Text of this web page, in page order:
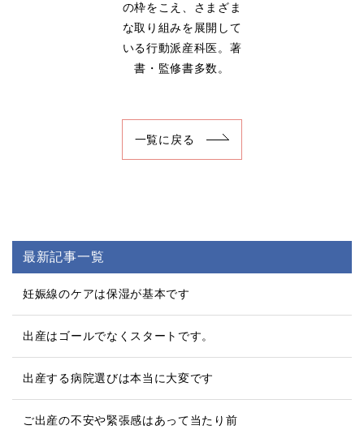
の枠をこえ、さまざま
な取り組みを展開して
いる行動派産科医。著
書・監修書多数。
一覧に戻る
最新記事一覧
妊娠線のケアは保湿が基本です
出産はゴールでなくスタートです。
出産する病院選びは本当に大変です
ご出産の不安や緊張感はあって当たり前